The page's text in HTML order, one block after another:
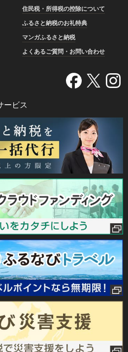
住民税・所得税の控除について
ふるさと納税のお礼特典
マンガふるさと納税
よくあるご質問・お問い合わせ
ービス